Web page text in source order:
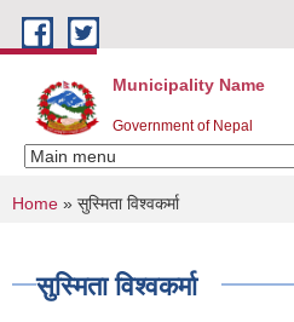
Skip to main content
Municipality Name
Government of Nepal
You are here
Home » सुस्मिता विश्वकर्मा
सुस्मिता विश्वकर्मा